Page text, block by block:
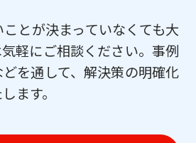
とが決まっていなくても大
軽にご相談ください。事例
を通して、解決策の明確化
ます。